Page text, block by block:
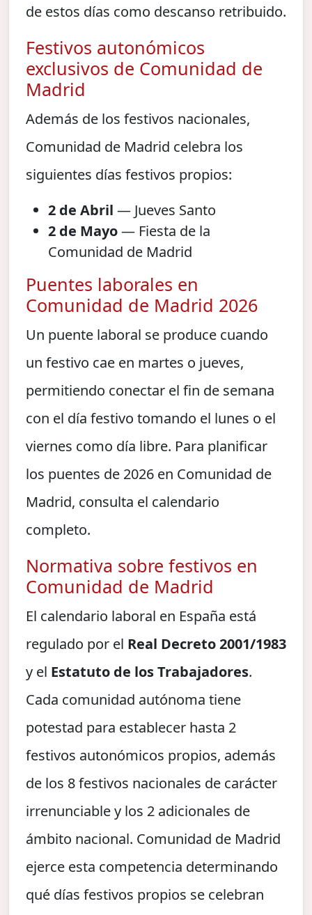
de estos días como descanso retribuido.
Festivos autonómicos
exclusivos de Comunidad de
Madrid
Además de los festivos nacionales,
Comunidad de Madrid celebra los
siguientes días festivos propios:
2 de Abril — Jueves Santo
2 de Mayo— Fiesta de la
Comunidad de Madrid
Puentes laborales en
Comunidad de Madrid 2026
Un puente laboral se produce cuando
un festivo cae en martes o jueves,
permitiendo conectar el fin de semana
con el día festivo tomando el lunes o el
viernes como día libre. Para planificar
los puentes de 2026 en Comunidad de
Madrid, consulta el calendario
completo.
Normativa sobre festivos en
Comunidad de Madrid
El calendario laboral en España está
regulado por el Real Decreto 2001/1983
y el Estatuto de los Trabajadores.
Cada comunidad autónoma tiene
potestad para establecer hasta 2
festivos autonómicos propios, además
de los 8 festivos nacionales de carácter
irrenunciable y los 2 adicionales de
ámbito nacional. Comunidad de Madrid
ejerce esta competencia determinando
qué días festivos propios se celebran